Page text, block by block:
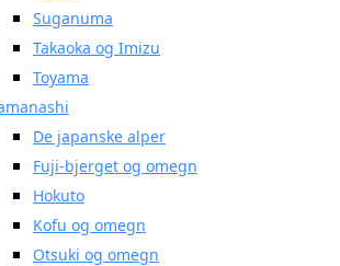
Suganuma
Takaoka og Imizu
Toyama
De japanske alper
Fuji-bjerget og omegn
Hokuto
Kofu og omegn
Otsuki og omegn